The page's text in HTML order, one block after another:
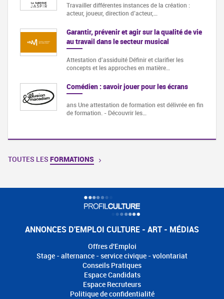
Travailler différentes instances de la création :
acteur, joueur, direction d’acteur,…
Garantir, prévenir et agir sur la qualité de vie
au travail dans le secteur musical
Attestation d'assiduité Définir et clarifier les
concepts et les approches en matière…
Comédien : savoir jouer pour les écrans
ans Une attestation de formation est délivrée en fin
de formation. - Découvrir les…
TOUTES LES FORMATIONS
ANNONCES D'EMPLOI CULTURE - ART - MÉDIAS
Offres d'Emploi
Stage - alternance - service civique - volontariat
Conseils Pratiques
Espace Candidats
Espace Recruteurs
Politique de confidentialité